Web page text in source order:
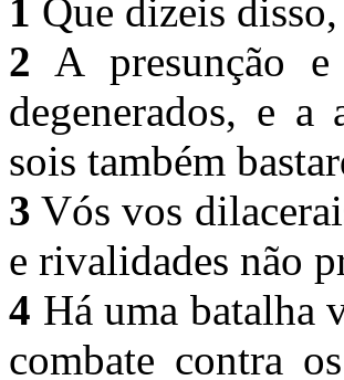
1 Que dizeis
2 A presunção
degenerados, e
sois também
3 Vós vos
e rivalidades não
4 Há uma batalha
combate contra